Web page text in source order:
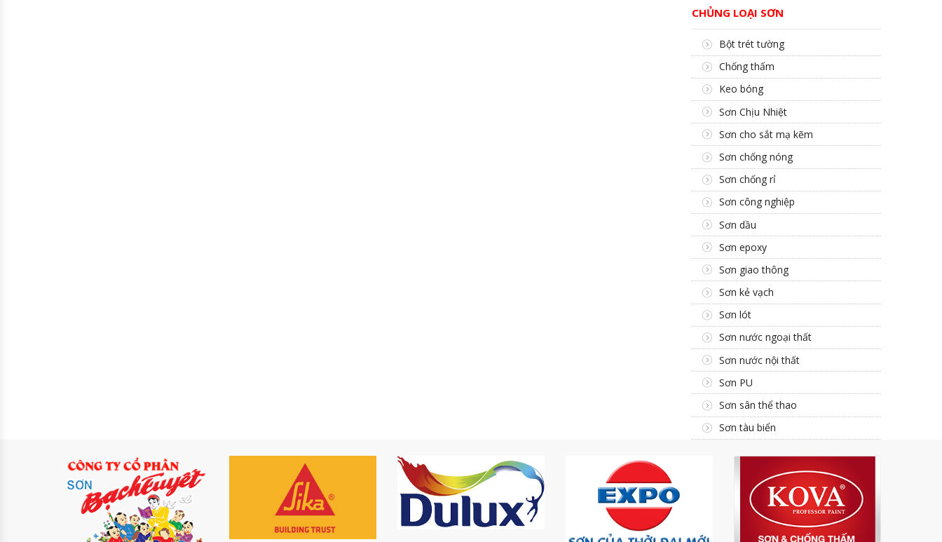
CHỦNG LOẠI SƠN
Bột trét tường
Chống thấm
Keo bóng
Sơn Chịu Nhiệt
Sơn cho sắt mạ kẽm
Sơn chống nóng
Sơn chống rỉ
Sơn công nghiệp
Sơn dầu
Sơn epoxy
Sơn giao thông
Sơn kẻ vạch
Sơn lót
Sơn nước ngoại thất
Sơn nước nội thất
Sơn PU
Sơn sân thể thao
Sơn tàu biển